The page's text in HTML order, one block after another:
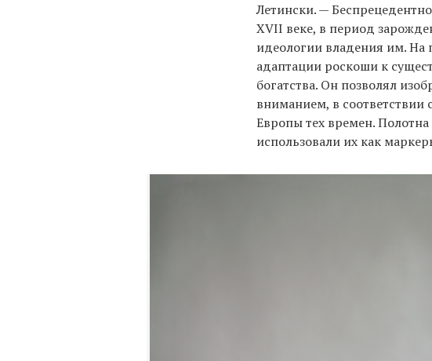
Летински. —
XVII веке, в период
идеологии владения им.
адаптации роскоши к
богатства. Он позволял
вниманием, в соответствии
Европы тех времен.
использовали их как